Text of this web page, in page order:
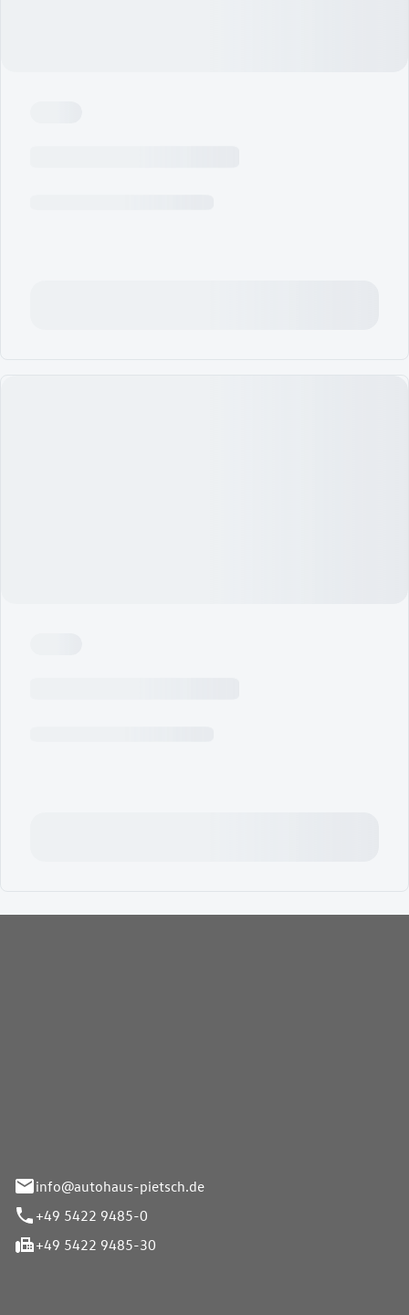
info@autohaus-pietsch.de
+49 5422 9485-0
+49 5422 9485-30